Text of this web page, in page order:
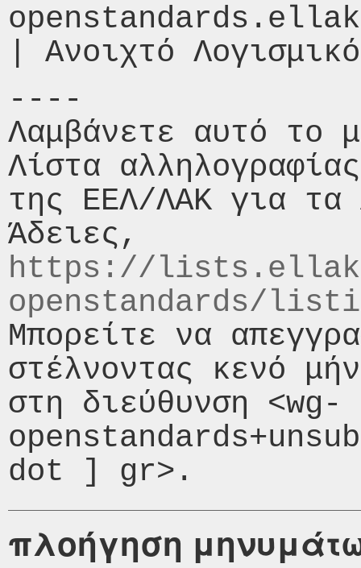
----
Λαμβάνετε αυτό το
Λίστα
της ΕΕΛ/ΛΑΚ για τα
https://
openstandards/
Μπορείτε να
στέλνοντας κενό
στη διεύθυνση <wg-
πλοήγηση